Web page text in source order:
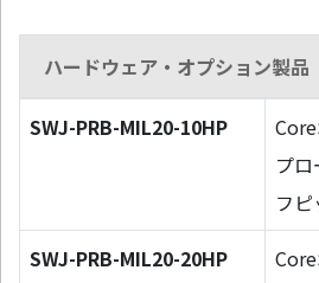
ハードウェア・オプション製品
SWJ-PRB-MIL20-10HP
プ
フ
SWJ-PRB-MIL20-20HP